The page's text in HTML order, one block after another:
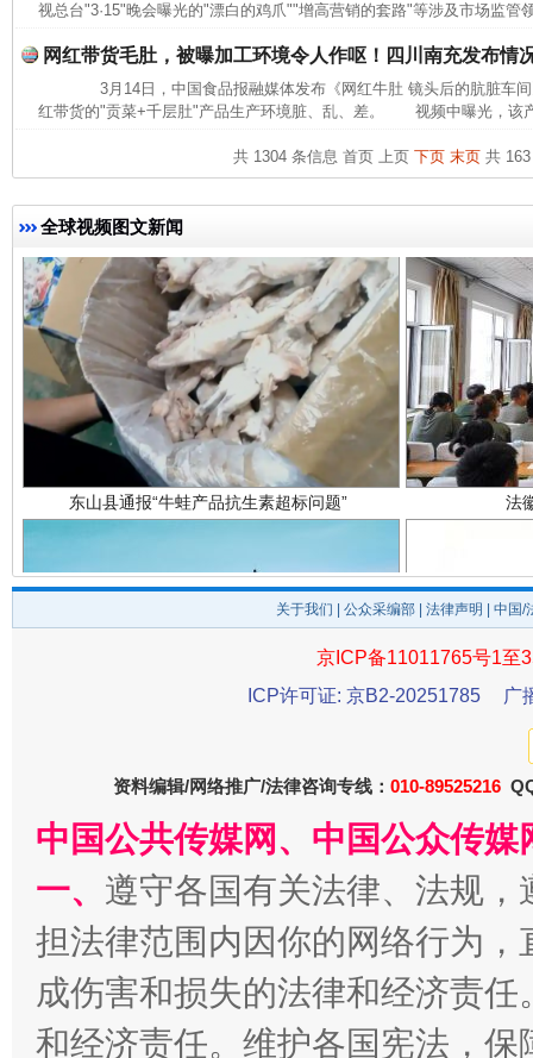
视总台"3·15"晚会曝光的"漂白的鸡爪""增高营销的套路"等涉及市场监管
网红带货毛肚，被曝加工环境令人作呕！四川南充发布情
3月14日，中国食品报融媒体发布《网红牛肚 镜头后的肮脏车间
红带货的"贡菜+千层肚"产品生产环境脏、乱、差。 视频中曝光，该
共 1304 条信息 首页 上页 下页 末页共 163
全球视频图文新闻
完善运行机制助力责任有效落实 一纸欠
东山县通报“牛蛙产品抗生素超标问题” 法
揭开“小金库”的免责幌子
关于我们 公众采编部 法律声明 | 中国
京ICP备11011765号1至
ICP许可证: 京B2-20251785
广
资料编辑/网络推广/法律咨询专线： 010-89525216
中国公共传媒网、中国公众传
一、 遵守各国有关法律、法规
担法律范围内因你的网络行为
成伤害和损失的法律和经济责
和经济责任。维护各国宪法，